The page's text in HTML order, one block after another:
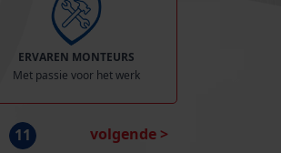
ERVAREN MONTEURS
Met passie voor het werk
11 volgende >